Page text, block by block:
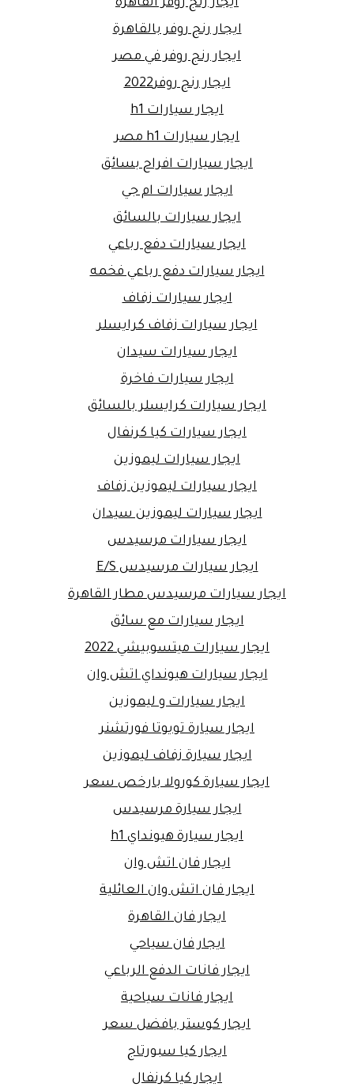
ايجار رنج روفر القاهرة
ايجار رنج روفر بالقاهرة
ايجار رنج روفر في مصر
ايجار رنج روفر2022
ايجار سيارات h1
ايجار سيارات h1 مصر
ايجار سيارات افراح بسائق
ايجار سيارات ام جي
ايجار سيارات بالسائق
ايجار سيارات دفع رباعي
ايجار سيارات دفع رباعي فخمه
ايجار سيارات زفاف
ايجار سيارات زفاف كرايسلر
ايجار سيارات سيدان
ايجار سيارات فاخرة
ايجار سيارات كرايسلر بالسائق
ايجار سيارات كيا كرنفال
ايجار سيارات ليموزين
ايجار سيارات ليموزين زفاف
ايجار سيارات ليموزين سيدان
ايجار سيارات مرسيدس
ايجار سيارات مرسيدس E/S
ايجار سيارات مرسيدس مطار القاهرة
ايجار سيارات مع سائق
ايجار سيارات ميتسوبيشي 2022
ايجار سيارات هيونداي اتش وان
ايجار سيارات و ليموزين
ايجار سيارة تويوتا فورتشنر
ايجار سيارة زفاف ليموزين
ايجار سيارة كورولا بارخص سعر
ايجار سيارة مرسيدس
ايجار سيارة هيونداي h1
ايجار فان اتش وان
ايجار فان اتش وان العائلية
ايجار فان القاهرة
ايجار فان سياحي
ايجار فانات الدفع الرباعي
ايجار فانات سياحية
ايجار كوستر بافضل سعر
ايجار كيا سبورتاج
ايجار كيا كرنفال